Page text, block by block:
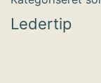
Ledertip